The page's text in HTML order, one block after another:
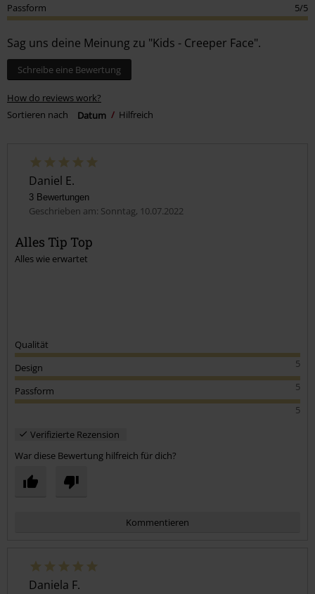
Passform 5/5
Sag uns deine Meinung zu "Kids - Creeper Face".
Schreibe eine Bewertung
How do reviews work?
Sortieren nach
Datum Hilfreich
Geschrieben am: Sonntag, 10.07.2022
Alles Tip Top
Alles wie erwartet
Qualität
5
Design
5
Passform
5
Verifizierte Rezension
War diese Bewertung hilfreich für dich?
Kommentieren